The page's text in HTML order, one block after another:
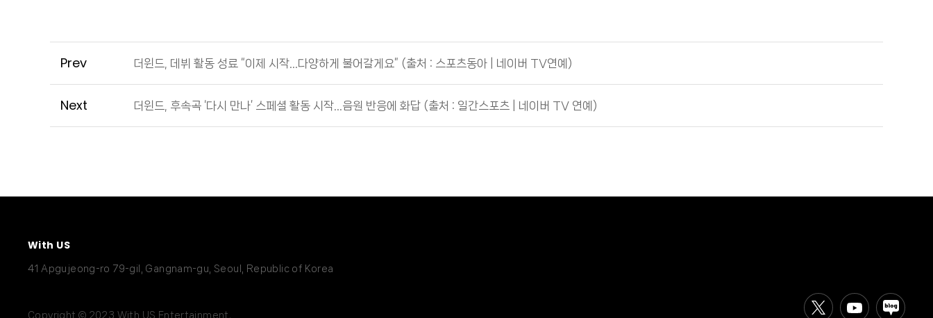
Prev 더윈드, 데뷔 활동 성료 “이제 시작…다양하게 불어갈게요” (출처 : 스포츠동아 | 네이버 TV연예)
Next 더윈드, 후속곡 ‘다시 만나’ 스페셜 활동 시작…음원 반응에 화답 (출처 : 일간스포츠 | 네이버 TV 연예)
With US
41 Apgujeong-ro 79-gil, Gangnam-gu, Seoul, Republic of Korea
Copyright © 2023 With US Entertainment.